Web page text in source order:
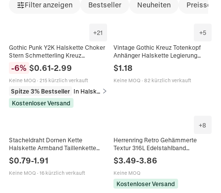
Filter anzeigen Bestseller Neuheiten
+21
Gothic Punk Y2K Halskette Choker
Stern Schmetterling Kreuz
Anhänger Legierung Edelstahl
Perlen Grunge Schmuck
-6% $0.61-2.99
Keine MOQ · 215 kürzlich verkauft
Spitze 3% Bestseller
In Halsketten
Kostenloser Versand
+5
Vintage Gothic Kreuz Totenkopf
Anhänger Halskette Legierung
Punk Hip Hop Grunge Rock
Schmuck Damen Herren
$1.18
Keine MOQ · 82 kürzlich verkauft
Stacheldraht Dornen Kette
Halskette Armband Taillenkette
Punk Hip Hop Grunge Legierung
Silberne Streetwear Schmuck
$0.79-1.91
Keine MOQ · 16 kürzlich verkauft
+8
Herrenring Retro Gehämmerte
Textur 316L Edelstahlband
Industrieller Grunge-Stil
Reifenmuster Punk Schmuck
$3.49-3.86
Keine MOQ
Kostenloser Versand